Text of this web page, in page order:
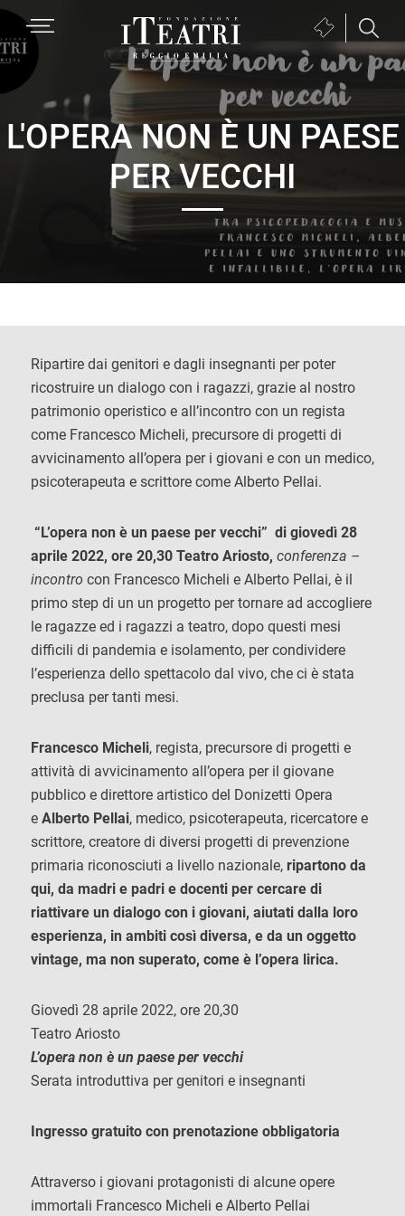
Passa
alla
navigazione
primaria
Passa
al
contenuto
principale
Passa
al
piè
pagina
Fondazione
I
Teatri
Reggio
Emilia
Biglietteria
(si
apre
in
una
nuova
L'OPERA NON È UN PAESE
PER VECCHI
Ripartire dai genitori e dagli insegnanti per poter
ricostruire un dialogo con i ragazzi, grazie al nostro
patrimonio operistico e all’incontro con un regista
come Francesco Micheli, precursore di progetti di
avvicinamento all’opera per i giovani e con un medico,
psicoterapeuta e scrittore come Alberto Pellai.
“L’opera non è un paese per vecchi” di giovedì 28
aprile 2022, ore 20,30 Teatro Ariosto, conferenza –
incontro con Francesco Micheli e Alberto Pellai, è il
primo step di un un progetto per tornare ad accogliere
le ragazze ed i ragazzi a teatro, dopo questi mesi
difficili di pandemia e isolamento, per condividere
l’esperienza dello spettacolo dal vivo, che ci è stata
preclusa per tanti mesi.
Francesco Micheli, regista, precursore di progetti e
attività di avvicinamento all’opera per il giovane
pubblico e direttore artistico del Donizetti Opera
e Alberto Pellai, medico, psicoterapeuta, ricercatore e
scrittore, creatore di diversi progetti di prevenzione
primaria riconosciuti a livello nazionale, ripartono da
qui, da madri e padri e docenti per cercare di
riattivare un dialogo con i giovani, aiutati dalla loro
esperienza, in ambiti così diversa, e da un oggetto
vintage, ma non superato, come è l’opera lirica.
Giovedì 28 aprile 2022, ore 20,30
Teatro Ariosto
L’opera non è un paese per vecchi
Serata introduttiva per genitori e insegnanti
Ingresso gratuito con prenotazione obbligatoria
Attraverso i giovani protagonisti di alcune opere
immortali Francesco Micheli e Alberto Pellai